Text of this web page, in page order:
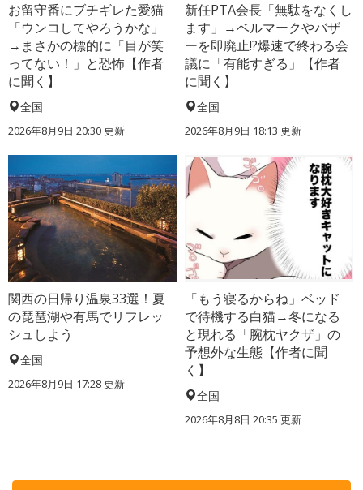
お留守番にブチギレた愛猫
「ウンコしてやろうかな」
→まさかの標的に「目が笑
ってない！」と恐怖【作者
に聞く】
全国
2026年8月9日 20:30更新
新任PTA会長「無駄をなくし
ます」→ベルマークやバザ
ーを即廃止!?爆速で終わる会
議に「有能すぎる」【作者
に聞く】
全国
2026年8月9日 18:13 更新
関西の日帰り温泉33選！夏
の琵琶湖や有馬でリフレッ
シュしよう
全国
2026年8月9日 17:28更新
「もう寝るからね」ベッド
で待機する白猫→冬になる
と現れる「腕枕ヤクザ」の
予想外な生態【作者に聞
く】
全国
2026年8月8日 20:35 更新